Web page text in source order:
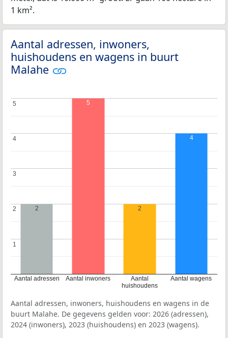
1 km².
Aantal adressen, inwoners,
huishoudens en wagens in buurt
Malahe
Aantal adressen Aantal inwoners
Aantal
huishoudens
Aantal wagens
1
1
2
2
3
3
4
4
5
5
2
5
2
4
Aantal adressen, inwoners, huishoudens en wagens in de
buurt Malahe. De gegevens gelden voor: 2026 (adressen),
2024 (inwoners), 2023 (huishoudens) en 2023 (wagens).